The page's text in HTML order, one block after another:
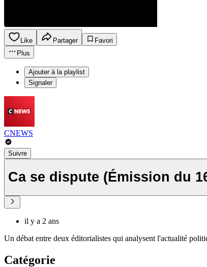
Like Partager
Favori
Plus
Ajouter à la playlist
Signaler
CNEWS
Suivre
Ca se dispute (Émission du
il y a 2 ans
Un débat entre deux éditorialistes qui analysent l'actualité
Catégorie